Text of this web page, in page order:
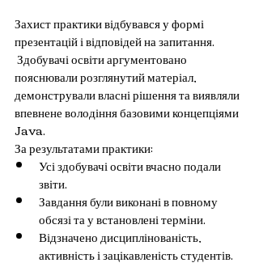
Захист практики відбувався у формі
презентацій і відповідей на запитання.
Здобувачі освіти аргументовано
пояснювали розглянутий матеріал,
демонстрували власні рішення та виявляли
впевнене володіння базовими концепціями
Java.
За результатами практики:
Усі здобувачі освіти вчасно подали
звіти.
Завдання були виконані в повному
обсязі та у встановлені терміни.
Відзначено дисциплінованість,
активність і зацікавленість студентів.